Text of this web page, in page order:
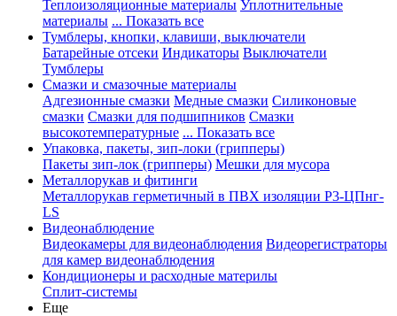
Теплоизоляционные материалы Уплотнительные
материалы ... Показать все
Тумблеры, кнопки, клавиши, выключатели
Батарейные отсеки Индикаторы Выключатели
Тумблеры
Смазки и смазочные материалы
Адгезионные смазки Медные смазки Силиконовые
смазки Смазки для подшипников Смазки
высокотемпературные ... Показать все
Упаковка, пакеты, зип-локи (грипперы)
Пакеты зип-лок (грипперы) Мешки для мусора
Металлорукав и фитинги
Металлорукав герметичный в ПВХ изоляции Р3-ЦПнг-
LS
Видеонаблюдение
Видеокамеры для видеонаблюдения Видеорегистраторы
для камер видеонаблюдения
Кондиционеры и расходные материлы
Сплит-системы
Еще